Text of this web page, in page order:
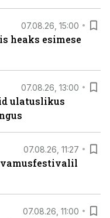
07.08.26, 15:00
heaks esimese
07.08.26, 13:00
ulatuslikus
07.08.26, 11:27
07.08.26, 11:00